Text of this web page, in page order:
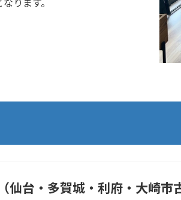
仙台・多賀城・利府・大崎市